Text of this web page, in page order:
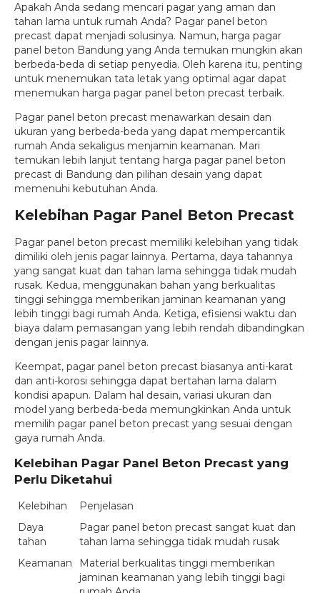
Apakah Anda sedang mencari pagar yang aman dan
tahan lama untuk rumah Anda? Pagar panel beton
precast dapat menjadi solusinya. Namun, harga pagar
panel beton Bandung yang Anda temukan mungkin akan
berbeda-beda di setiap penyedia. Oleh karena itu, penting
untuk menemukan tata letak yang optimal agar dapat
menemukan harga pagar panel beton precast terbaik.
Pagar panel beton precast menawarkan desain dan
ukuran yang berbeda-beda yang dapat mempercantik
rumah Anda sekaligus menjamin keamanan. Mari
temukan lebih lanjut tentang harga pagar panel beton
precast di Bandung dan pilihan desain yang dapat
memenuhi kebutuhan Anda.
Kelebihan Pagar Panel Beton Precast
Pagar panel beton precast memiliki kelebihan yang tidak
dimiliki oleh jenis pagar lainnya. Pertama, daya tahannya
yang sangat kuat dan tahan lama sehingga tidak mudah
rusak. Kedua, menggunakan bahan yang berkualitas
tinggi sehingga memberikan jaminan keamanan yang
lebih tinggi bagi rumah Anda. Ketiga, efisiensi waktu dan
biaya dalam pemasangan yang lebih rendah dibandingkan
dengan jenis pagar lainnya.
Keempat, pagar panel beton precast biasanya anti-karat
dan anti-korosi sehingga dapat bertahan lama dalam
kondisi apapun. Dalam hal desain, variasi ukuran dan
model yang berbeda-beda memungkinkan Anda untuk
memilih pagar panel beton precast yang sesuai dengan
gaya rumah Anda.
Kelebihan Pagar Panel Beton Precast yang
Perlu Diketahui
Kelebihan
Penjelasan
Daya
tahan
Pagar panel beton precast sangat kuat dan
tahan lama sehingga tidak mudah rusak
Keamanan
Material berkualitas tinggi memberikan
jaminan keamanan yang lebih tinggi bagi